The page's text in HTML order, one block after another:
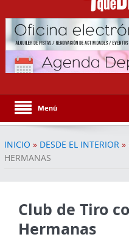
Menú
INICIO » DESDE EL INTERIOR »
HERMANAS
Club de Tiro
Hermanas